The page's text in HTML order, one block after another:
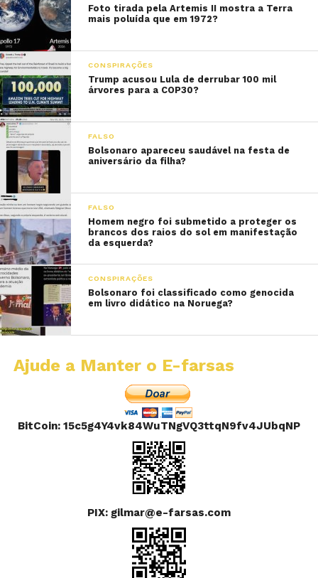
Foto tirada pela Artemis II mostra a Terra
mais poluída que em 1972?
CONSPIRAÇÕES
Trump acusou Lula de derrubar 100 mil
árvores para a COP30?
FALSO
Bolsonaro apareceu saudável na festa de
aniversário da filha?
FALSO
Homem negro foi submetido a proteger os
brancos dos raios do sol em manifestação
da esquerda?
CONSPIRAÇÕES
Bolsonaro foi classificado como genocida
em livro didático na Noruega?
Ajude a Manter o E-farsas
BitCoin: 15c5g4Y4vk84WuTNgVQ3ttqN9fv4JUbqNP
PIX: gilmar@e-farsas.com